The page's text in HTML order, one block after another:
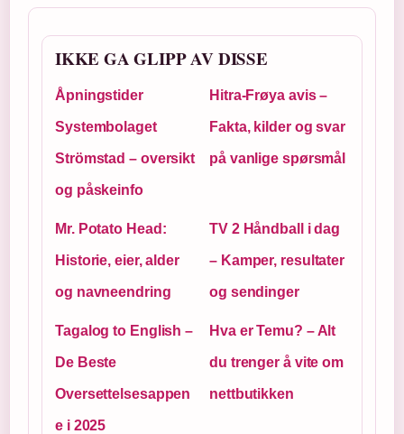
IKKE GA GLIPP AV DISSE
Åpningstider
Systembolaget
Strömstad – oversikt
og påskeinfo
Hitra-Frøya avis –
Fakta, kilder og svar
på vanlige spørsmål
Mr. Potato Head:
Historie, eier, alder
og navneendring
TV 2 Håndball i dag
– Kamper, resultater
og sendinger
Tagalog to English –
De Beste
Oversettelsesappen
e i 2025
Hva er Temu? – Alt
du trenger å vite om
nettbutikken